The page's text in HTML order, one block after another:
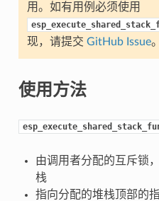
用。如有用例必须使用
现，请提交 GitHub Issue。
使用方法
由调用者分配的互斥锁
栈
指向分配的堆栈顶部的